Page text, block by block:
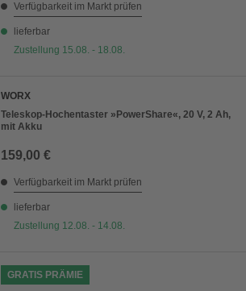
Verfügbarkeit im Markt prüfen
lieferbar
Zustellung 15.08. - 18.08.
WORX
Teleskop-Hochentaster »PowerShare«, 20 V, 2 Ah,
mit Akku
159,00 €
Verfügbarkeit im Markt prüfen
lieferbar
Zustellung 12.08. - 14.08.
GRATIS PRÄMIE